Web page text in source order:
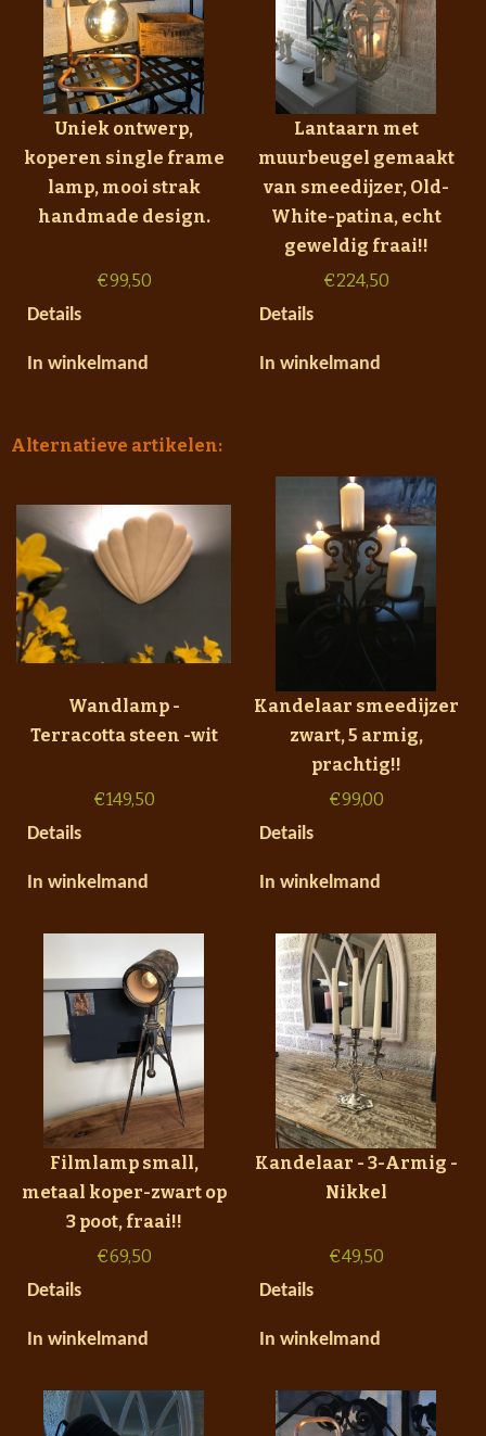
Uniek ontwerp,
koperen single frame
lamp, mooi strak
handmade design.
€99,50
Details
In winkelmand
Lantaarn met
muurbeugel gemaakt
van smeedijzer, Old-
White-patina, echt
geweldig fraai!!
€224,50
Details
In winkelmand
Alternatieve artikelen:
Wandlamp -
Terracotta steen -wit
€149,50
Details
In winkelmand
Kandelaar smeedijzer
zwart, 5 armig,
prachtig!!
€99,00
Details
In winkelmand
Filmlamp small,
metaal koper-zwart op
3 poot, fraai!!
€69,50
Details
In winkelmand
Kandelaar - 3-Armig -
Nikkel
€49,50
Details
In winkelmand